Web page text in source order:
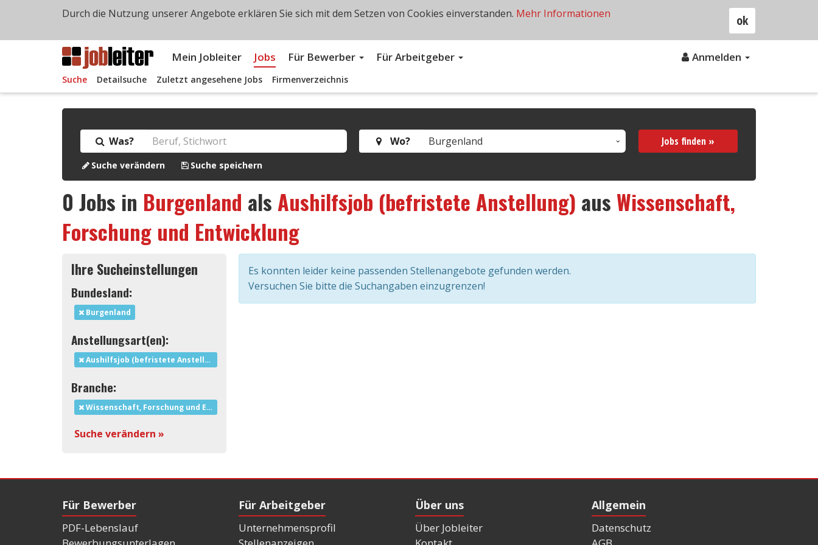
Mein Jobleiter Jobs Für Bewerber Für Arbeitgeber Anmelden
Suche Detailsuche Zuletzt angesehene Jobs Firmenverzeichnis
Was? Wo? Jobs finden »
Suche verändern Suche speichern
0 Jobs in Burgenland als Aushilfsjob (befristete Anstellung) aus Wissenschaft,
Forschung und Entwicklung
Ihre Sucheinstellungen
Bundesland:
Burgenland
Anstellungsart(en):
Aushilfsjob (befristete Anstellung)
Branche:
Wissenschaft, Forschung und Entwicklung
Suche verändern »
Es konnten leider keine passenden Stellenangebote gefunden werden.
Versuchen Sie bitte die Suchangaben einzugrenzen!
Für Bewerber
PDF-Lebenslauf
Für Arbeitgeber
Unternehmensprofil
Über uns
Über Jobleiter
Allgemein
Datenschutz
ok
Durch die Nutzung unserer Angebote erklären Sie sich mit dem Setzen von Cookies einverstanden. Mehr Informationen